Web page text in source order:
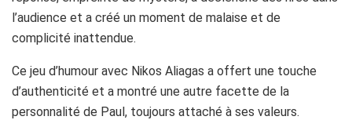
l’audience et a créé un moment de malaise et de
complicité inattendue.
Ce jeu d’humour avec Nikos Aliagas a offert une touche
d’authenticité et a montré une autre facette de la
personnalité de Paul, toujours attaché à ses valeurs.